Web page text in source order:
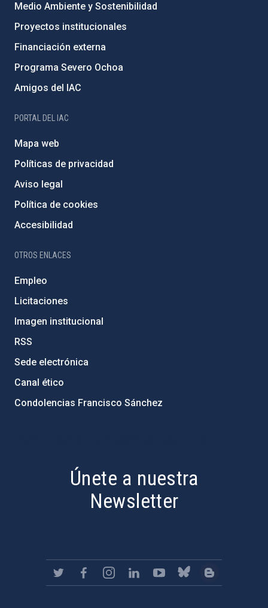
Medio Ambiente y Sostenibilidad
Proyectos institucionales
Financiación externa
Programa Severo Ochoa
Amigos del IAC
PORTAL DEL IAC
Mapa web
Políticas de privacidad
Aviso legal
Política de cookies
Accesibilidad
OTROS ENLACES
Empleo
Licitaciones
Imagen institucional
RSS
Sede electrónica
Canal ético
Condolencias Francisco Sánchez
Únete a nuestra
Newsletter